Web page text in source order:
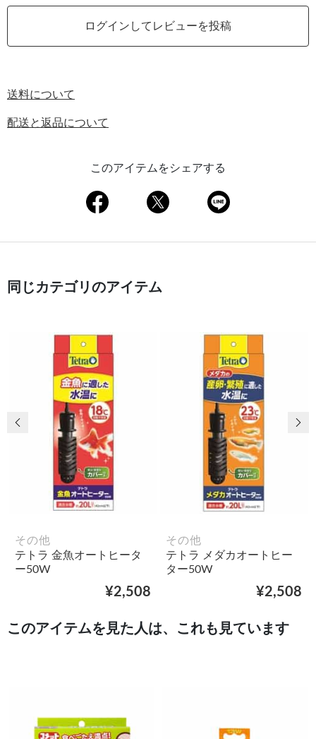
ログインしてレビューを投稿
送料について
配送と返品について
このアイテムをシェアする
同じカテゴリのアイテム
その他
テトラ 金魚オートヒータ
ー50W
¥2,508
その他
テトラ メダカオートヒー
ター50W
¥2,508
前の画像 次
このアイテムを見た人は、これも見ています